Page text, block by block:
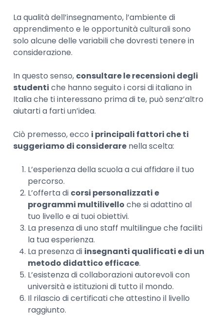
La qualità dell’insegnamento, l’ambiente di
apprendimento e le opportunità culturali sono
solo alcune delle variabili che dovresti tenere in
considerazione.
In questo senso, consultare le recensioni degli
studenti che hanno seguito i corsi di italiano in
Italia che ti interessano prima di te, può senz’altro
aiutarti a farti un’idea.
Ciò premesso, ecco i principali fattori che ti
suggeriamo di considerare nella scelta:
L’esperienza della scuola a cui affidare il tuo
percorso.
L’offerta di corsi personalizzati e
programmi multilivello che si adattino al
tuo livello e ai tuoi obiettivi.
La presenza di uno staff multilingue che faciliti
la tua esperienza.
La presenza di insegnanti qualificati e di un
metodo didattico efficace.
L’esistenza di collaborazioni autorevoli con
università e istituzioni di tutto il mondo.
Il rilascio di certificati che attestino il livello
raggiunto.